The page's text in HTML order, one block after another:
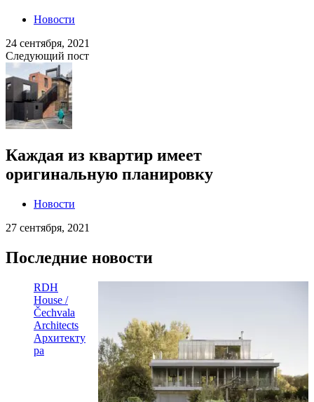
Новости
24 сентября, 2021
Следующий пост
Каждая из квартир имеет
оригинальную планировку
Новости
27 сентября, 2021
Последние новости
RDH
House /
Čechvala
Architects
Архитекту
ра